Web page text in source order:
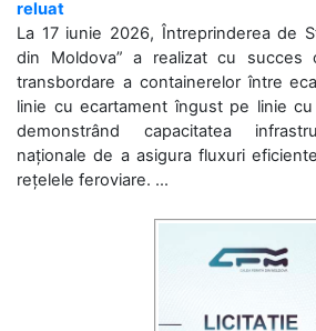
reluat
La 17 iunie 2026, Întreprinderea de
din Moldova” a realizat cu succes
transbordare a containerelor între
linie cu ecartament îngust pe linie
demonstrând capacitatea
naționale de a asigura fluxuri
rețelele feroviare. ...